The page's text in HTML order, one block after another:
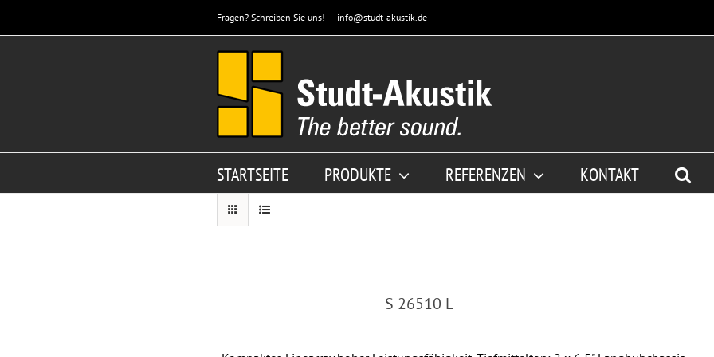
Fragen? Schreiben Sie uns! | info@studt-akustik.de
STARTSEITE PRODUKTE REFERENZEN KONTAKT
S 26510 L